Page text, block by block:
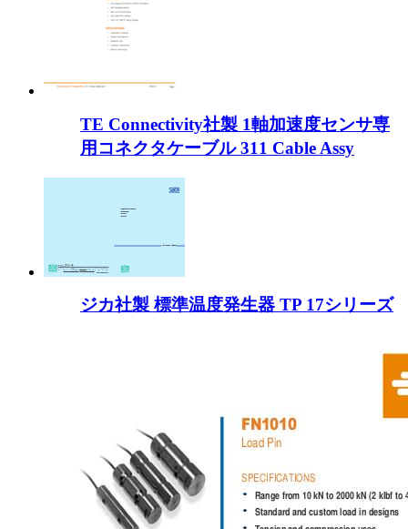
TE Connectivity社製 1軸加速度センサ専
用コネクタケーブル 311 Cable Assy
ジカ社製 標準温度発生器 TP 17シリーズ